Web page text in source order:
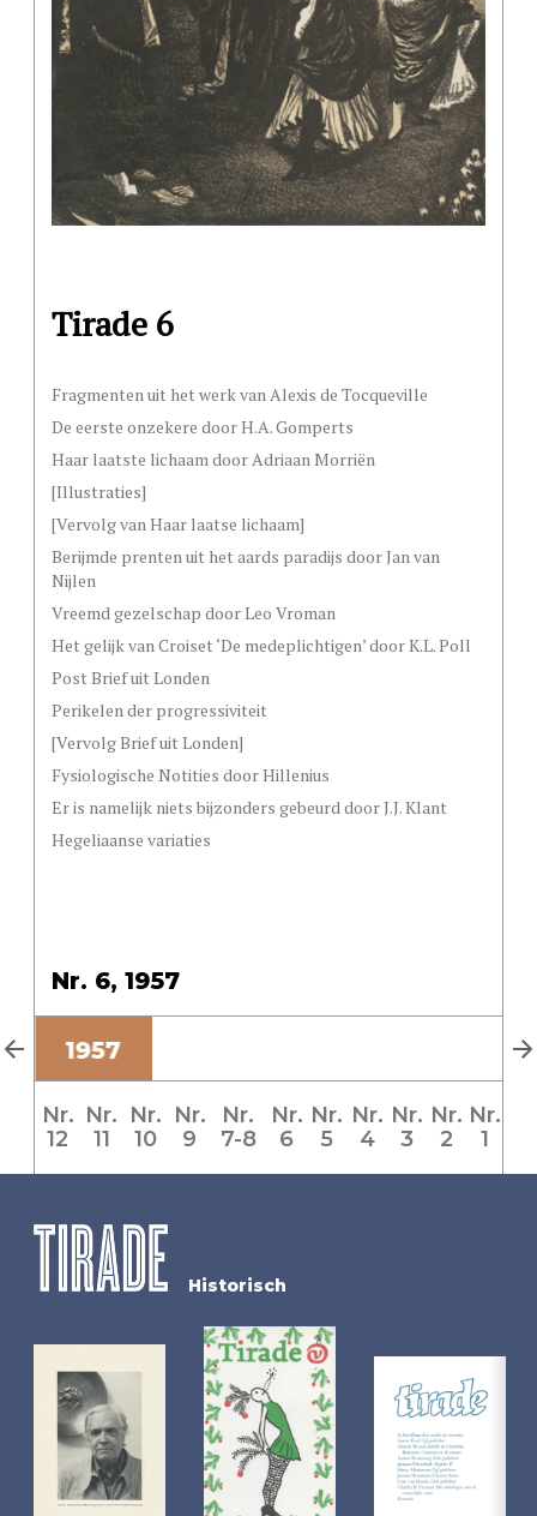
Tirade 6
Fragmenten uit het werk van Alexis de Tocqueville
De eerste onzekere door H.A. Gomperts
Haar laatste lichaam door Adriaan Morriën
[Illustraties]
[Vervolg van Haar laatse lichaam]
Berijmde prenten uit het aards paradijs door Jan van
Nijlen
Vreemd gezelschap door Leo Vroman
Het gelijk van Croiset ‘De medeplichtigen’ door K.L. Poll
Post Brief uit Londen
Perikelen der progressiviteit
[Vervolg Brief uit Londen]
Fysiologische Notities door Hillenius
Er is namelijk niets bijzonders gebeurd door J.J. Klant
Hegeliaanse variaties
Nr. 6, 1957
1957
Nr.
12
Nr.
11
Nr.
10
Nr.
9
Nr.
7-8
Nr.
6
Nr.
5
Nr.
4
Nr.
3
Nr.
2
Nr.
1
Historisch